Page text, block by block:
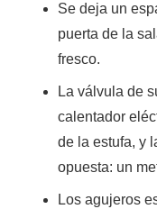
Se deja un
puerta de la
fresco.
La válvula de
calentador
de la estufa, y
opuesta: un
Los agujeros